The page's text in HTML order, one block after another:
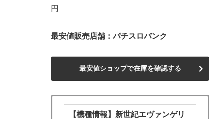
円
最安値販売店舗：パチスロバンク
最安値ショップで在庫を確認する
【機種情報】新世紀エヴァンゲリ